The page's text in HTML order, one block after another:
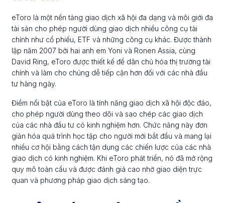
eToro là một nền tảng giao dịch xã hội đa dạng và môi giới đa
tài sản cho phép người dùng giao dịch nhiều công cụ tài
chính như cổ phiếu, ETF và những công cụ khác. Được thành
lập năm 2007 bởi hai anh em Yoni và Ronen Assia, cùng
David Ring, eToro được thiết kế để dân chủ hóa thị trường tài
chính và làm cho chúng dễ tiếp cận hơn đối với các nhà đầu
tư hàng ngày.
Điểm nổi bật của eToro là tính năng giao dịch xã hội độc đáo,
cho phép người dùng theo dõi và sao chép các giao dịch
của các nhà đầu tư có kinh nghiệm hơn. Chức năng này đơn
giản hóa quá trình học tập cho người mới bắt đầu và mang lại
nhiều cơ hội bằng cách tận dụng các chiến lược của các nhà
giao dịch có kinh nghiệm. Khi eToro phát triển, nó đã mở rộng
quy mô toàn cầu và được đánh giá cao nhờ giao diện trực
quan và phương pháp giao dịch sáng tạo.